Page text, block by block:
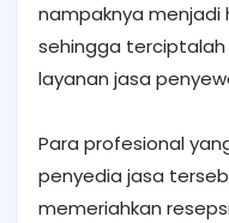
nampaknya menjadi
sehingga terciptalah
layanan jasa
Para profesional
penyedia jasa
memeriahkan